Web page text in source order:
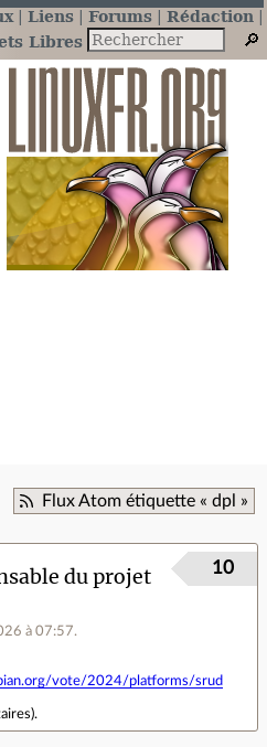
Liens Forums
Rédaction
Libres
Flux Atom étiquette « dpl »
du projet
à 07:57.
10
vote/2024/platforms/srud
).